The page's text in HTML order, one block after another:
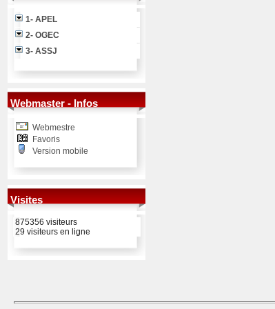
1- APEL
2- OGEC
3- ASSJ
Webmaster - Infos
Webmestre
Favoris
Version mobile
Visites
875356 visiteurs
29 visiteurs en ligne